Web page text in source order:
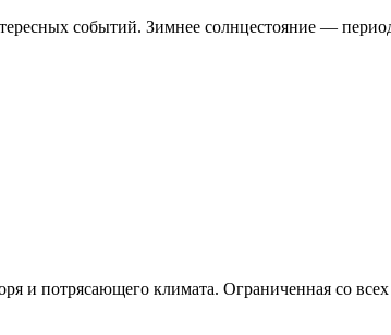
событий. Зимнее солнцестояние —
и потрясающего климата. Ограниченная со